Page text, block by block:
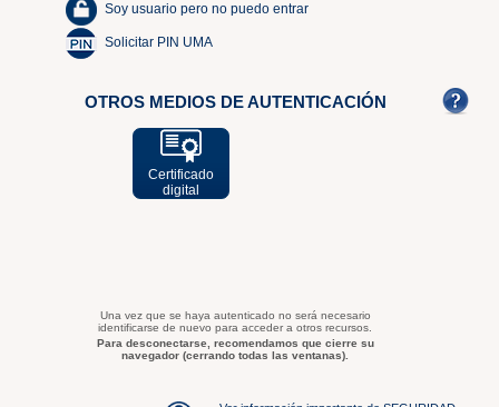
Soy usuario pero no puedo entrar
Solicitar PIN UMA
OTROS MEDIOS DE AUTENTICACIÓN
Certificado
digital
Una vez que se haya autenticado no será necesario
identificarse de nuevo para acceder a otros recursos.
Para desconectarse, recomendamos que cierre su
navegador (cerrando todas las ventanas).